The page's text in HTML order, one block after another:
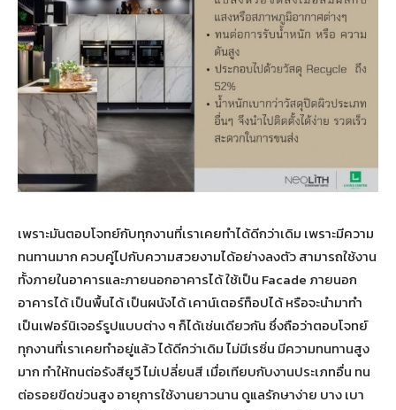
เพราะมันตอบโจทย์กับทุกงานที่เราเคยทำได้ดีกว่าเดิม เพราะมีความ
ทนทานมาก ควบคู่ไปกับความสวยงามได้อย่างลงตัว สามารถใช้งาน
ทั้งภายในอาคารและภายนอกอาคารได้ ใช้เป็น Facade ภายนอก
อาคารได้ เป็นพื้นได้ เป็นผนังได้ เคาน์เตอร์ท็อปได้ หรือจะนำมาทำ
เป็นเฟอร์นิเจอร์รูปแบบต่าง ๆ ก็ได้เช่นเดียวกัน ซึ่งถือว่าตอบโจทย์
ทุกงานที่เราเคยทำอยู่แล้ว ได้ดีกว่าเดิม ไม่มีเรซิ่น มีความทนทานสูง
มาก ทำให้ทนต่อรังสียูวี ไม่เปลี่ยนสี เมื่อเทียบกับงานประเภทอื่น ทน
ต่อรอยขีดข่วนสูง อายุการใช้งานยาวนาน ดูแลรักษาง่าย บาง เบา